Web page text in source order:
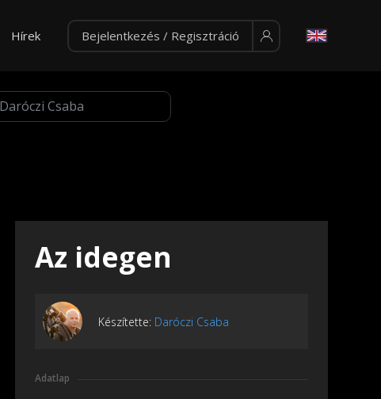
Hírek Bejelentkezés / Regisztráció
Az idegen
Készítette: Daróczi Csaba
Adatlap